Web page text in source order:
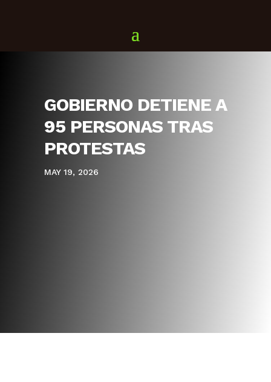
GOBIERNO DETIENE A
95 PERSONAS TRAS
PROTESTAS
MAY 19, 2026